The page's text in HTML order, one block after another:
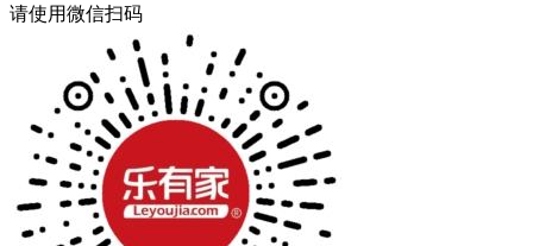
请使用微信扫码